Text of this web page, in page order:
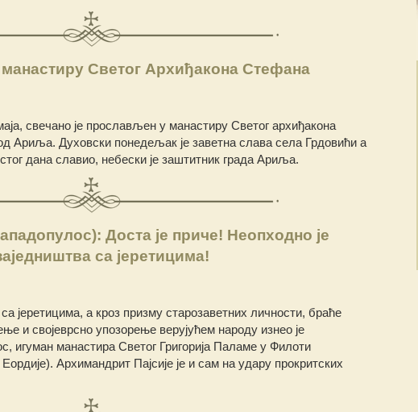
Светог Архиђакона Стефана
свечано је прослављен у манастиру Светог архиђакона
Ариља. Духовски понедељак је заветна слава села Грдовићи а
дана славио, небески је заштитник града Ариља.
Доста је приче! Неопходно је
са јеретицима!
јеретицима, а кроз призму старозаветних личности, браће
и својеврсно упозорење верујућем народу изнео је
игуман манастира Светог Григорија Паламе у Филоти
Архимандрит Пајсије је и сам на удару прокритских